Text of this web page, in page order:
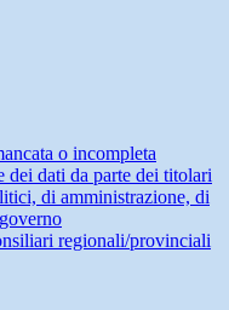
o incompleta
dei dati da parte dei titolari
di amministrazione, di
regionali/provinciali